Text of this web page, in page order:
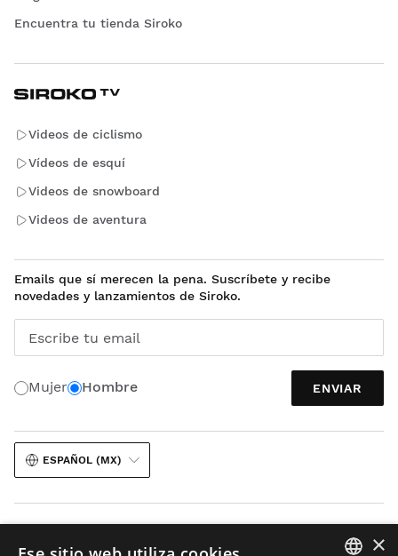
Encuentra tu tienda Siroko
Videos de ciclismo
Vídeos de esquí
Videos de snowboard
Videos de aventura
Emails que sí merecen la pena. Suscríbete y recibe
novedades y lanzamientos de Siroko.
Escribe tu email
Mujer Hombre ENVIAR
ESPAÑOL (MX)
×